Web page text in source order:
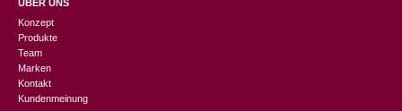
ÜBER UNS
Konzept
Produkte
Team
Marken
Kontakt
Kundenmeinung